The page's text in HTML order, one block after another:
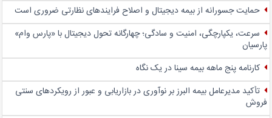
حمایت جسورانه از بیمه دیجیتال و اصلاح فرایندهای نظارتی ضروری است
سرعت، یکپارچگی، امنیت و سادگی؛ چهار‌گانه تحول دیجیتال با «پارس وام»
پارسیان
کارنامه پنج ماهه بیمه سینا در یک نگاه
تأکید مدیرعامل بیمه البرز بر نوآوری در بازاریابی و عبور از رویکردهای سنتی
فروش